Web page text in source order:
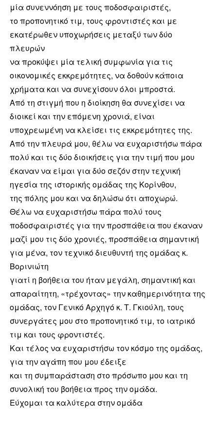
μία συνεννόηση με τους ποδοσφαιριστές,
το προπονητικό τιμ, τους φροντιστές και με
εκατέρωθεν υποχωρήσεις μεταξύ των δύο
πλευρών
να προκύψει μία τελική συμφωνία για τις
οικονομικές εκκρεμότητες, να δοθούν κάποια
χρήματα και να συνεχίσουν όλοι μπροστά.
Από τη στιγμή που η διοίκηση θα συνεχίσει να
διοικεί και την επόμενη χρονιά, είναι
υποχρεωμένη να κλείσει τις εκκρεμότητες της.
Από την πλευρά μου, θέλω να ευχαριστήσω πάρα
πολύ και τις δύο διοικήσεις για την τιμή που μου
έκαναν να είμαι για δύο σεζόν στην τεχνική
ηγεσία της ιστορικής ομάδας της Κορίνθου,
της πόλης μου και να δηλώσω ότι αποχωρώ.
Θέλω να ευχαριστήσω πάρα πολύ τους
ποδοσφαιριστές για την προσπάθεια που έκαναν
μαζί μου τις δύο χρονιές, προσπάθεια σημαντική
για μένα, τον τεχνικό διευθυντή της ομάδας κ.
Βορινιώτη
γιατί η βοήθεια του ήταν μεγάλη, σημαντική και
απαραίτητη, «τρέχοντας» την καθημερινότητα της
ομάδας, τον Γενικό Αρχηγό κ. Τ. Γκιούλη, τους
συνεργάτες μου στο προπονητικό τιμ, το ιατρικό
τιμ και τους φροντιστές.
Και τέλος να ευχαριστήσω τον κόσμο της ομάδας,
για την αγάπη που μου έδειξε
και τη συμπαράσταση στο πρόσωπο μου και τη
συνολική του βοήθεια προς την ομάδα.
Εύχομαι τα καλύτερα στην ομάδα